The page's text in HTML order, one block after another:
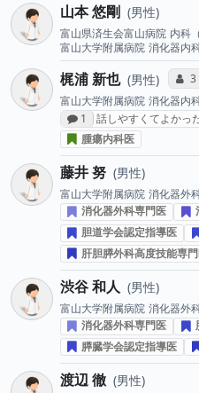
山本 悠剛 男性
富山県済生会富山病院 内科
富山大学附属病院 消化器内
梶浦 新也 男性 コ3
富山大学附属病院 消化器内
感想投稿数
1
話しやすくてよかっ
腫瘍内科医
藤井 努 男性
富山大学附属病院 消化器外
消化器外科専門医
胆道学会認定指導医
肝胆膵外科高度技能専
渋谷 和人 男性
富山大学附属病院 消化器外
消化器外科専門医
膵臓学会認定指導医
渡辺 徹 男性